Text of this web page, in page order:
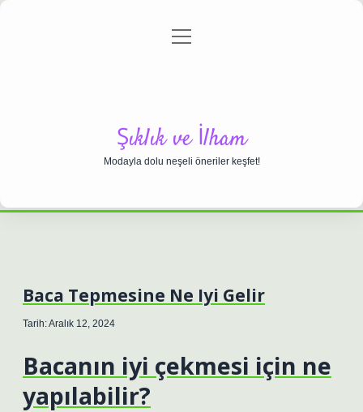
Gizlilik Politikası
menüyü
Şıklık ve İlham
Modayla dolu neşeli öneriler keşfet!
Baca Tepmesine Ne Iyi Gelir
Tarih: Aralık 12, 2024
Bacanın iyi çekmesi için ne
yapılabilir?